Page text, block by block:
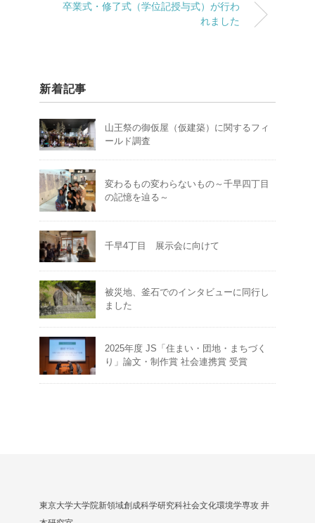
卒業式・修了式（学位記授与式）が行わ
れました
新着記事
山王祭の御仮屋（仮建築）に関するフィ
ールド調査
変わるもの変わらないもの～千早四丁目
の記憶を辿る～
千早4丁目 展示会に向けて
被災地、釜石でのインタビューに同行し
ました
2025年度 JS「住まい・団地・まちづく
り」論文・制作賞 社会連携賞 受賞
東京大学大学院新領域創成科学研究科社会文化環境学専攻 井